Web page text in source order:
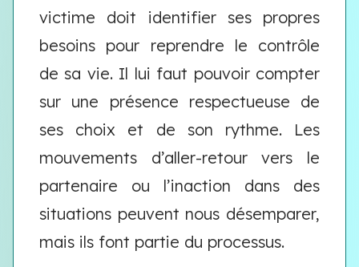
victime doit identifier ses propres
besoins pour reprendre le contrôle
de sa vie. Il lui faut pouvoir compter
sur une présence respectueuse de
ses choix et de son rythme. Les
mouvements d’aller-retour vers le
partenaire ou l’inaction dans des
situations peuvent nous désemparer,
mais ils font partie du processus.